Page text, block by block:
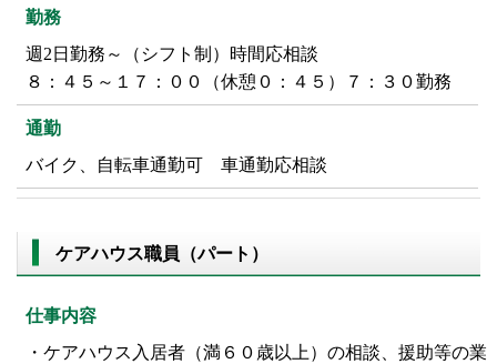
勤務
週2日勤務～（シフト制）時間応相談
８：４５～１７：００（休憩０：４５）７：３０勤務
通勤
バイク、自転車通勤可 車通勤応相談
ケアハウス職員（パート）
仕事内容
・ケアハウス入居者（満６０歳以上）の相談、援助等の業